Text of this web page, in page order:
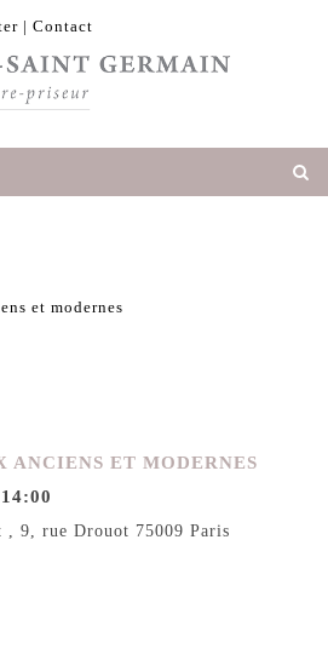
| Contact
ANCIENS ET MODERNES
9, rue Drouot 75009 Paris